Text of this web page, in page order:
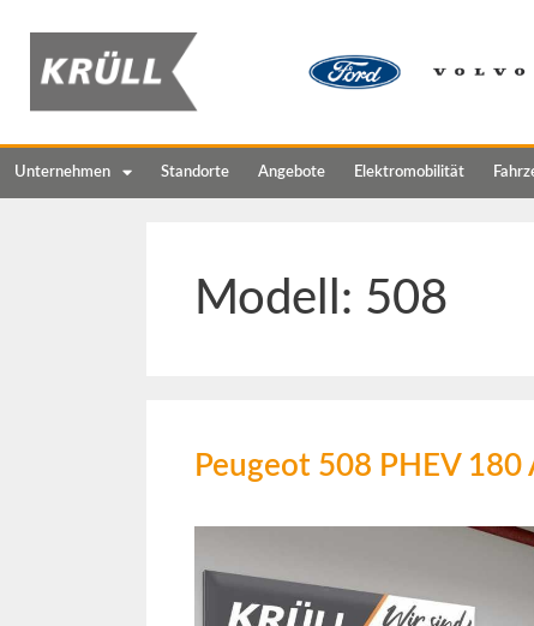
Unternehmen Standorte Angebote Elektromobilität
Modell: 508
Peugeot 508 PHEV